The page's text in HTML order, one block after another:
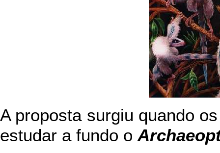
A proposta surgiu quando
estudar a fundo o